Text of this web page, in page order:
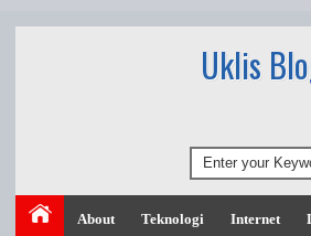
Uklis
About Teknologi Internet